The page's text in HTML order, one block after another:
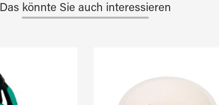
Das könnte Sie auch interessieren